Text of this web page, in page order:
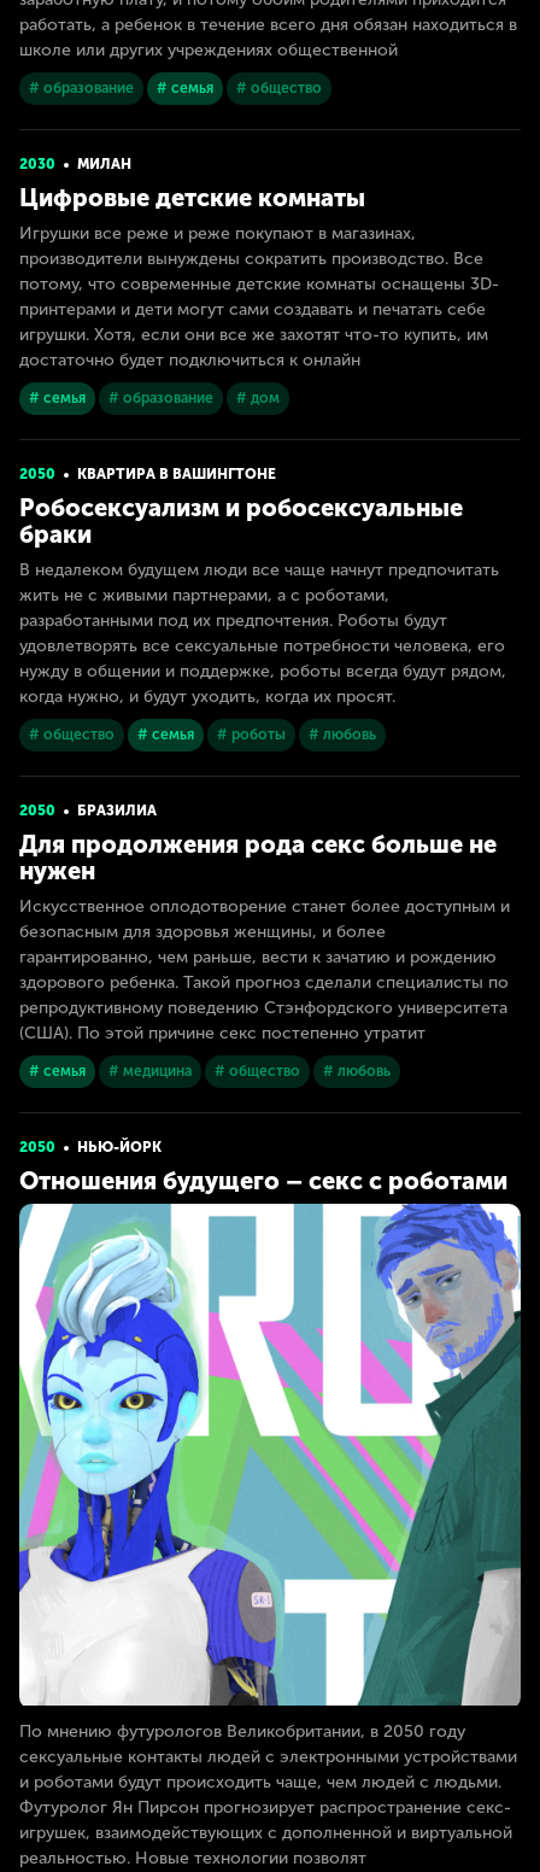
работать, а ребенок в течение всего дня обязан находиться в
школе или других учреждениях общественной
# образование # семья # общество
2030 МИЛАН
Цифровые детские комнаты
Игрушки все реже и реже покупают в магазинах,
производители вынуждены сократить производство. Все
потому, что современные детские комнаты оснащены 3D-
принтерами и дети могут сами создавать и печатать себе
игрушки. Хотя, если они все же захотят что-то купить, им
достаточно будет подключиться к онлайн
# семья # образование # дом
2050 КВАРТИРА В ВАШИНГТОНЕ
Робосексуализм и робосексуальные
браки
В недалеком будущем люди все чаще начнут предпочитать
жить не с живыми партнерами, а с роботами,
разработанными под их предпочтения. Роботы будут
удовлетворять все сексуальные потребности человека, его
нужду в общении и поддержке, роботы всегда будут рядом,
когда нужно, и будут уходить, когда их просят.
# общество # семья # роботы # любовь
2050 БРАЗИЛИА
Для продолжения рода секс больше не
нужен
Искусственное оплодотворение станет более доступным и
безопасным для здоровья женщины, и более
гарантированно, чем раньше, вести к зачатию и рождению
здорового ребенка. Такой прогноз сделали специалисты по
репродуктивному поведению Стэнфордского университета
(США). По этой причине секс постепенно утратит
# семья # медицина # общество # любовь
2050 НЬЮ-ЙОРК
Отношения будущего – секс с роботами
По мнению футурологов Великобритании, в 2050 году
сексуальные контакты людей с электронными устройствами
и роботами будут происходить чаще, чем людей с людьми.
Футуролог Ян Пирсон прогнозирует распространение секс-
игрушек, взаимодействующих с дополненной и виртуальной
реальностью. Новые технологии позволят